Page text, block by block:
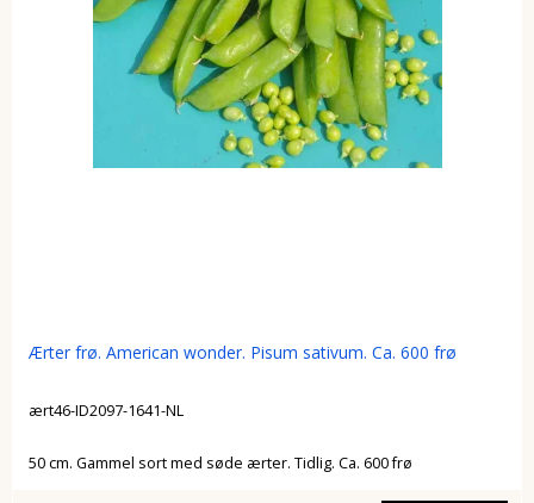
Ærter frø. American wonder. Pisum sativum. Ca. 600 frø
ært46-ID2097-1641-NL
50 cm. Gammel sort med søde ærter. Tidlig. Ca. 600 frø